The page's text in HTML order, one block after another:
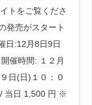
トをご覧くださ
発売がスタート
日:12月8日9日
催時間: １２月
日(日)１０：０
当日 1,500 円 ※